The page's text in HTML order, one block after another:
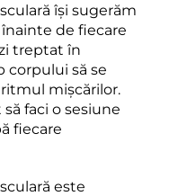
își sugerăm
de fiecare
treptat în
corpului să se
mișcărilor.
faci o sesiune
fiecare
este